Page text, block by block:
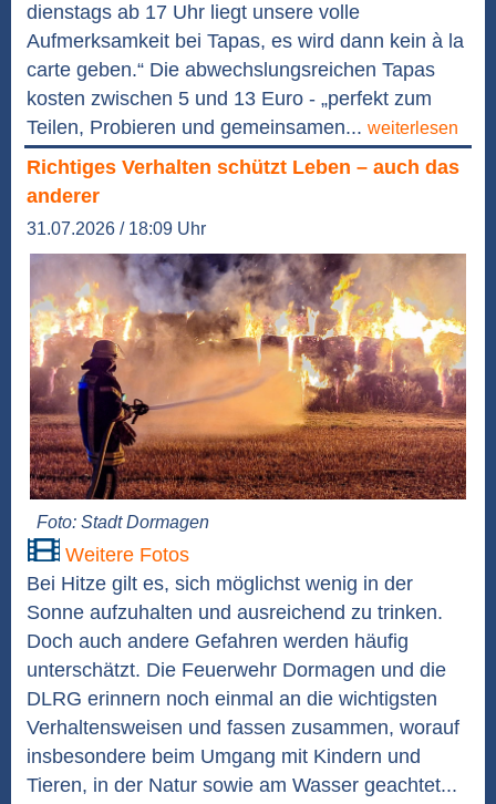
dienstags ab 17 Uhr liegt unsere volle
Aufmerksamkeit bei Tapas, es wird dann kein à la
carte geben.“ Die abwechslungsreichen Tapas
kosten zwischen 5 und 13 Euro - „perfekt zum
Teilen, Probieren und gemeinsamen... weiterlesen
Richtiges Verhalten schützt Leben – auch das
anderer
31.07.2026 / 18:09 Uhr
Foto: Stadt Dormagen
Weitere Fotos
Bei Hitze gilt es, sich möglichst wenig in der
Sonne aufzuhalten und ausreichend zu trinken.
Doch auch andere Gefahren werden häufig
unterschätzt. Die Feuerwehr Dormagen und die
DLRG erinnern noch einmal an die wichtigsten
Verhaltensweisen und fassen zusammen, worauf
insbesondere beim Umgang mit Kindern und
Tieren, in der Natur sowie am Wasser geachtet...